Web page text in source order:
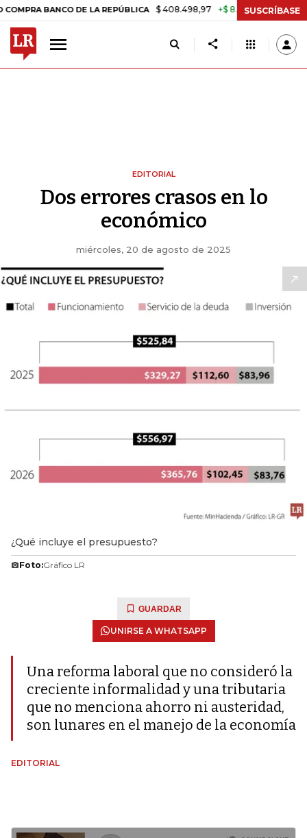
BANCO DE LA REPÚBLICA $ 408.498,97 +$ 8.753,81 +2,19% TASA
SUSCRÍBASE
EDITORIAL
Dos errores crasos en lo
económico
miércoles, 20 de agosto de 2025
¿Qué incluye el presupuesto?
Foto:Gráfico LR
GUARDAR
UNIRSE A WHATSAPP
Una reforma laboral que no consideró la
creciente informalidad y una tributaria
que no menciona ahorro ni austeridad,
son lunares en el manejo de la economía
EDITORIAL